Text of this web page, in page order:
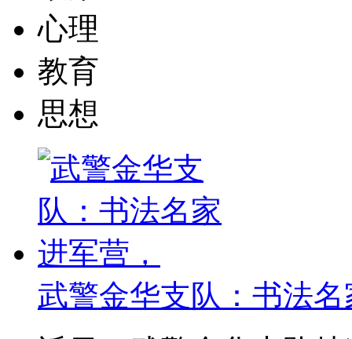
心理
教育
思想
武警金华支队：书法